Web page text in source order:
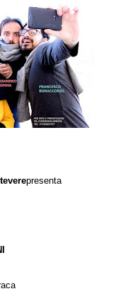
presenta